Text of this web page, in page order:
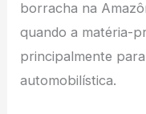
borracha na
quando a matéria-
principalmente
automobilística.